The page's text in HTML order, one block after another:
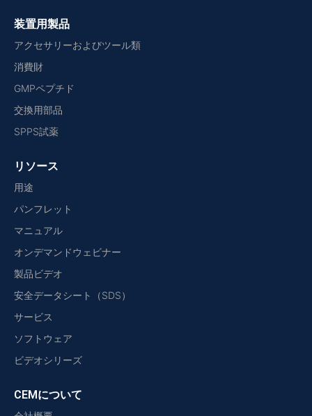
装置用製品
アクセサリーおよびツール類
消費財
GMPペプチド
交換用部品
SPPS試薬
リソース
用途
パンフレット
マニュアル
オンデマンドウェビナー
製品ビデオ
安全データシート（SDS）
サービス
ソフトウェア
ビデオシリーズ
CEMについて